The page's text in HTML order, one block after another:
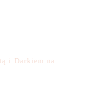
i Darkiem na